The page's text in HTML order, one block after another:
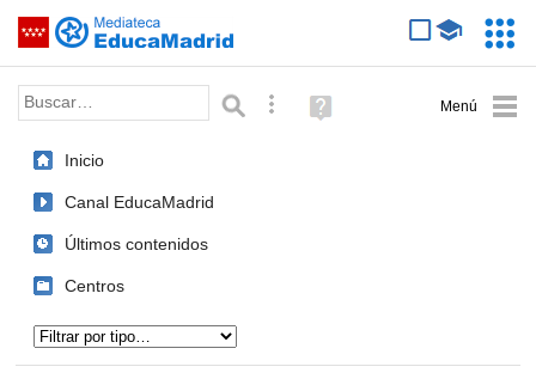
Saltar navegación
Palabra o frase: Búsqueda avanzada
Ayuda
(en
Inicio
Canal EducaMadrid
Últimos contenidos
Centros